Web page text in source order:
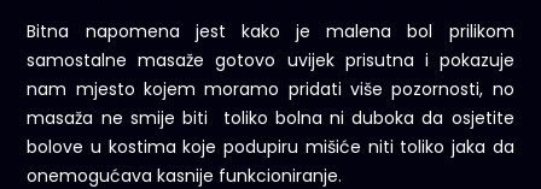
Bitna napomena jest kako je malena bol prilikom
samostalne masaže gotovo uvijek prisutna i pokazuje
nam mjesto kojem moramo pridati više pozornosti, no
masaža ne smije biti toliko bolna ni duboka da osjetite
bolove u kostima koje podupiru mišiće niti toliko jaka da
onemogućava kasnije funkcioniranje.